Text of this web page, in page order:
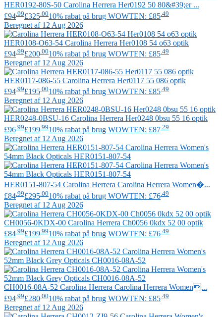
HER0192-80S-50 Carolina Herrera Her0192 50 80&#39;er ...
£94 .99£325 .0010% rabat på brug WOWTEN: £85 .49
Beregnet af 12 Aug 2026
HER0108-O63-54 Carolina Herrera Her0108 54 o63 optik
£94 .99£200 .0010% rabat på brug WOWTEN: £85 .49
Beregnet af 12 Aug 2026
HER0117-086-55 Carolina Herrera Her0117 55 086 optik
£94.99£195.0010% rabat på brug WOWTEN: £85.49
Beregnet af 12 Aug 2026
HER0248-0BSU-16 Carolina Herrera Her0248 0bsu 55 16 optik
£96 .99£199 .9910% rabat på brug WOWTEN: £87 .29
Beregnet af 12 Aug 2026
HER0151-807-54 Carolina Herrera Carolina Herrera Women�...
£84 .99£295 .0010% rabat på brug WOWTEN: £76 .49
Beregnet af 12 Aug 2026
CH0056-0KDX-00 Carolina Herrera Ch0056 0kdx 52 00 optik
£84.99£199.9910% rabat på brug WOWTEN: £76.49
Beregnet af 12 Aug 2026
CH0016-08A-52 Carolina Herrera Carolina Herrera Women...
£94 .99£280 .0010% rabat på brug WOWTEN: £85 .49
Beregnet af 12 Aug 2026